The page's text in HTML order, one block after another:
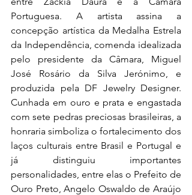
Portuguesa. A artista assina a
concepção artística da Medalha Estrela
da Independência, comenda idealizada
pelo presidente da Câmara, Miguel
José Rosário da Silva Jerónimo, e
produzida pela DF Jewelry Designer.
Cunhada em ouro e prata e engastada
com sete pedras preciosas brasileiras, a
honraria simboliza o fortalecimento dos
laços culturais entre Brasil e Portugal e
já distinguiu importantes
personalidades, entre elas o Prefeito de
Ouro Preto, Angelo Oswaldo de Araújo